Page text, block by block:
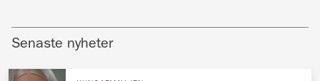
Senaste nyheter